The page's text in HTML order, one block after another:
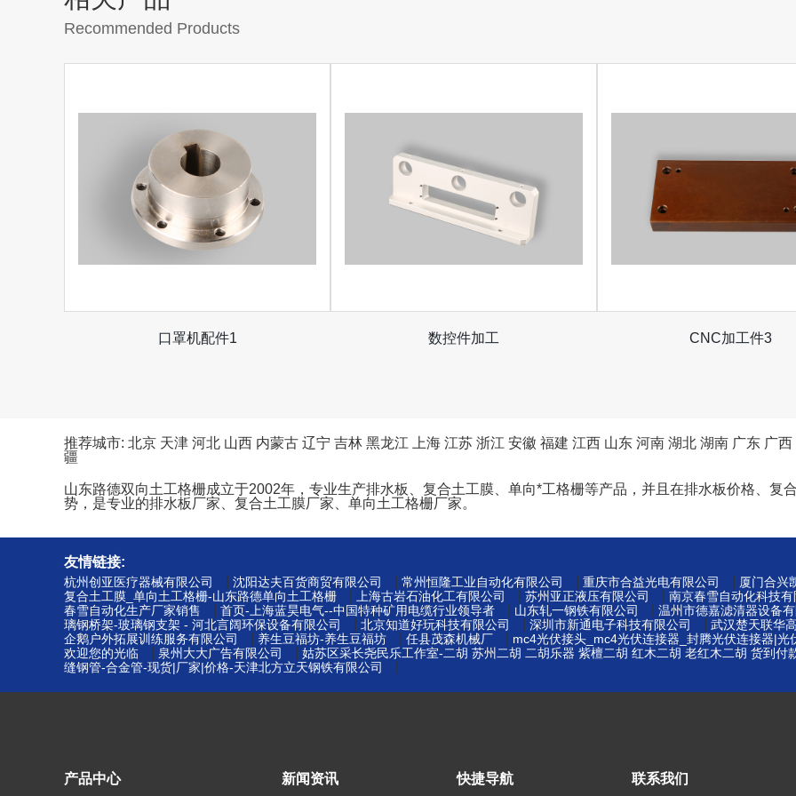
Recommended Products
口罩机配件1 数控件加工 CNC加工件3
推荐城市: 北京 天津 河北 山西 内蒙古 辽宁 吉林 黑龙江 上海 江苏 浙江 安徽 福建 江西 山东 河南 湖北 湖南 广东 广西
疆
山东路德双向土工格栅成立于2002年，专业生产排水板、复合土工膜、单向*工格栅等产品，并且在排水板价格、复
势，是专业的排水板厂家、复合土工膜厂家、单向土工格栅厂家。
友情链接:
杭州创亚医疗器械有限公司 沈阳达夫百货商贸有限公司 常州恒隆工业自动化有限公司 重庆市合益光电有限公司
厦门合兴
复合土工膜_单向土工格栅-山东路德单向土工格栅
上海古岩石油化工有限公司 苏州亚正液压有限公司
南京春雪自动化科技
春雪自动化生产厂家销售
首页-上海蓝昊电气--中国特种矿用电缆行业领导者 山东轧一钢铁有限公司
温州市德嘉滤清器设备
璃钢桥架-玻璃钢支架 - 河北言阔环保设备有限公司
北京知道好玩科技有限公司 深圳市新通电子科技有限公司
武汉楚天联华
企鹅户外拓展训练服务有限公司
养生豆福坊-养生豆福坊 任县茂森机械厂
mc4光伏接头_mc4光伏连接器_封腾光伏连接器|光
欢迎您的光临
泉州大大广告有限公司
姑苏区采长尧民乐工作室-二胡 苏州二胡 二胡乐器 紫檀二胡 红木二胡 老红木二胡 货到付
缝钢管-合金管-现货|厂家|价格-天津北方立天钢铁有限公司
产品中心 新闻资讯 快捷导航 联系我们